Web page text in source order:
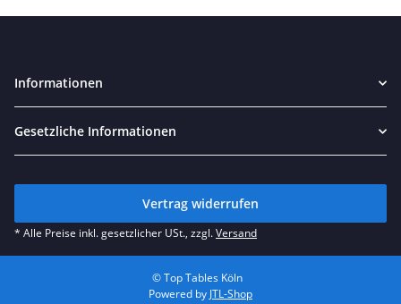
Informationen
Gesetzliche Informationen
Vertrag widerrufen
* Alle Preise inkl. gesetzlicher USt., zzgl.Versand
© Top Tables Köln
Powered by JTL-Shop